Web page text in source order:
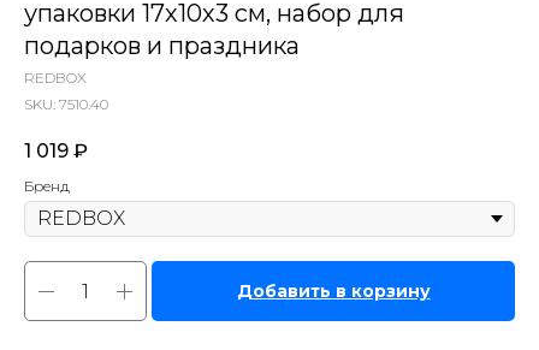
упаковки 17х10х3 см, набор для
подарков и праздника
REDBOX
SKU: 7510.40
1 019 ₽
Бренд
Добавить в корзину